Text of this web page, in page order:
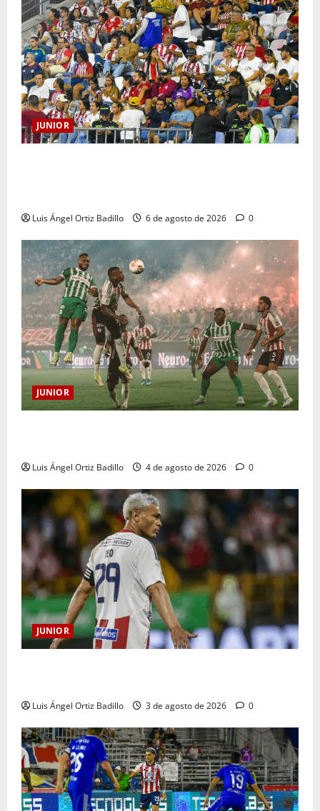
JUNIOR
Luis Ángel Ortiz Badillo 6 de agosto de 2026 0
JUNIOR
Luis Ángel Ortiz Badillo 4 de agosto de 2026 0
JUNIOR
Luis Ángel Ortiz Badillo 3 de agosto de 2026 0